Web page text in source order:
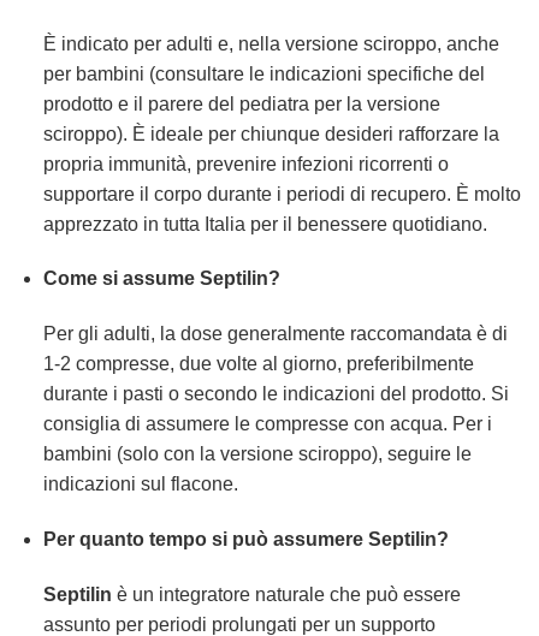
È indicato per adulti e, nella versione sciroppo, anche
per bambini (consultare le indicazioni specifiche del
prodotto e il parere del pediatra per la versione
sciroppo). È ideale per chiunque desideri rafforzare la
propria immunità, prevenire infezioni ricorrenti o
supportare il corpo durante i periodi di recupero. È molto
apprezzato in tutta Italia per il benessere quotidiano.
Come si assume Septilin?
Per gli adulti, la dose generalmente raccomandata è di
1-2 compresse, due volte al giorno, preferibilmente
durante i pasti o secondo le indicazioni del prodotto. Si
consiglia di assumere le compresse con acqua. Per i
bambini (solo con la versione sciroppo), seguire le
indicazioni sul flacone.
Per quanto tempo si può assumere Septilin?
Septilin è un integratore naturale che può essere
assunto per periodi prolungati per un supporto